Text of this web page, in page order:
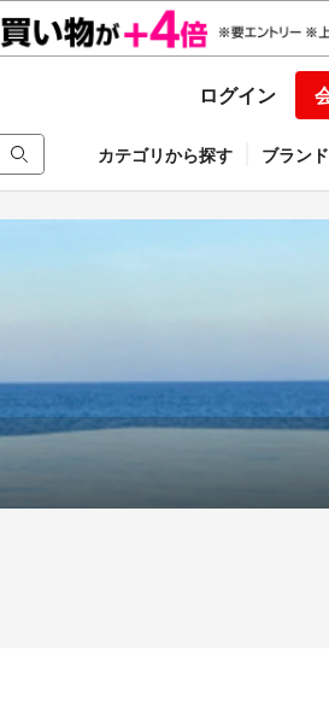
ログイン
カテゴリから探す ブラン